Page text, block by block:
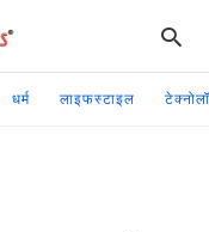
धर्म लाइफस्टाइल